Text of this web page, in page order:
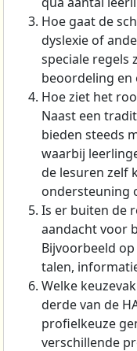
Hoe gaat de
dyslexie of
speciale regels
beoordeling en
Hoe ziet het
Naast een
bieden steeds
waarbij
de lesuren zelf
ondersteuning
Is er buiten de
aandacht voor
Bijvoorbeeld
talen,
Welke
derde van de
profielkeuze
verschillende